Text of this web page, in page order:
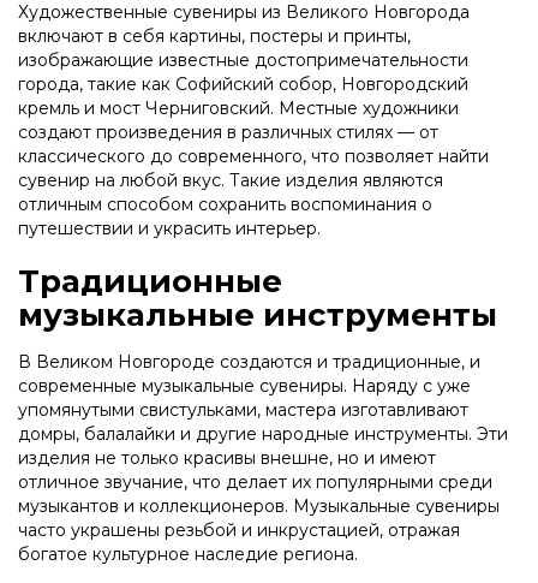
Художественные сувениры из Великого Новгорода
включают в себя картины, постеры и принты,
изображающие известные достопримечательности
города, такие как Софийский собор, Новгородский
кремль и мост Черниговский. Местные художники
создают произведения в различных стилях — от
классического до современного, что позволяет найти
сувенир на любой вкус. Такие изделия являются
отличным способом сохранить воспоминания о
путешествии и украсить интерьер.
Традиционные
музыкальные инструменты
В Великом Новгороде создаются и традиционные, и
современные музыкальные сувениры. Наряду с уже
упомянутыми свистульками, мастера изготавливают
домры, балалайки и другие народные инструменты. Эти
изделия не только красивы внешне, но и имеют
отличное звучание, что делает их популярными среди
музыкантов и коллекционеров. Музыкальные сувениры
часто украшены резьбой и инкрустацией, отражая
богатое культурное наследие региона.